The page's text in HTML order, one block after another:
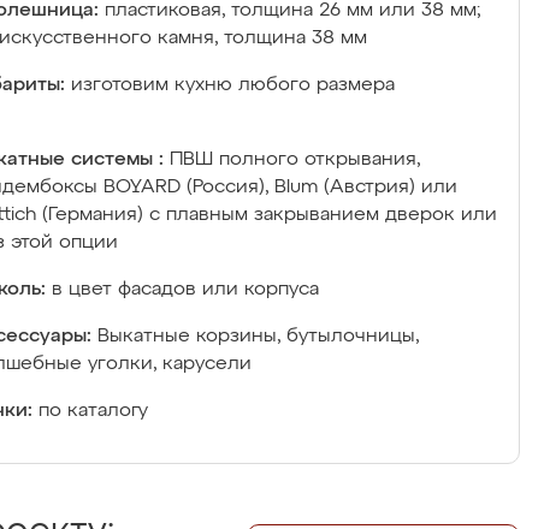
пластиковая, толщина 26 мм или 38 мм;
камня, толщина 38 мм
изготовим кухню любого размера
системы :
ПВШ полного открывания,
BOYARD (Россия), Blum (Австрия) или
(Германия) с плавным закрыванием дверок или
этой опции
в цвет фасадов или корпуса
Выкатные корзины, бутылочницы,
уголки, карусели
по каталогу